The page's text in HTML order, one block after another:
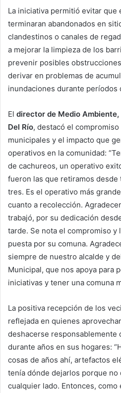
La iniciativa permitió evitar que
terminaran abandonados en
clandestinos o canales de
a mejorar la limpieza de los
prevenir posibles
derivar en problemas de
inundaciones durante períodos
El director de Medio
Del Río, destacó el
municipales y el impacto que
operativos en la comunidad:
de cachureos, un operativo
fueron las que retiramos
tres. Es el operativo más
cuanto a recolección.
trabajó, por su dedicación
tarde. Se nota el compromiso y
puesta por su comuna.
siempre de nuestro alcalde y
Municipal, que nos apoya para
iniciativas y tener una comuna
La positiva recepción de los
reflejada en quienes
deshacerse responsablemente
durante años en sus hogares:
cosas de años ahí, artefactos
tenía dónde dejarlos porque
cualquier lado. Entonces, como